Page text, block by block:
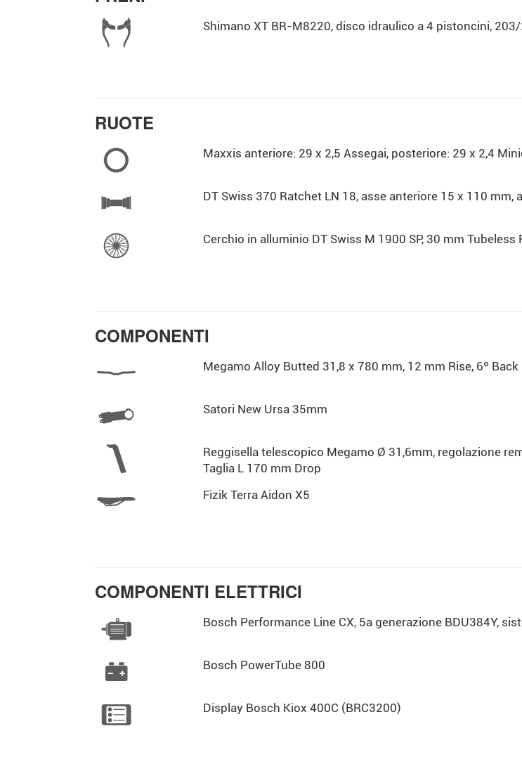
Shimano XT BR-M8220, disco idraulico a 4 pistoncini,
RUOTE
Maxxis anteriore: 29 x 2,5 Assegai, posteriore: 29 x 2,4
DT Swiss 370 Ratchet LN 18, asse anteriore 15 x 110 mm,
Cerchio in alluminio DT Swiss M 1900 SP, 30 mm Tubeless
COMPONENTI
Megamo Alloy Butted 31,8 x 780 mm, 12 mm Rise, 6º Back
Satori New Ursa 35mm
Reggisella telescopico Megamo Ø 31,6mm, regolazione
Taglia L 170 mm Drop
Fizik Terra Aidon X5
COMPONENTI ELETTRICI
Bosch Performance Line CX, 5a generazione BDU384Y,
Bosch PowerTube 800
Display Bosch Kiox 400C (BRC3200)